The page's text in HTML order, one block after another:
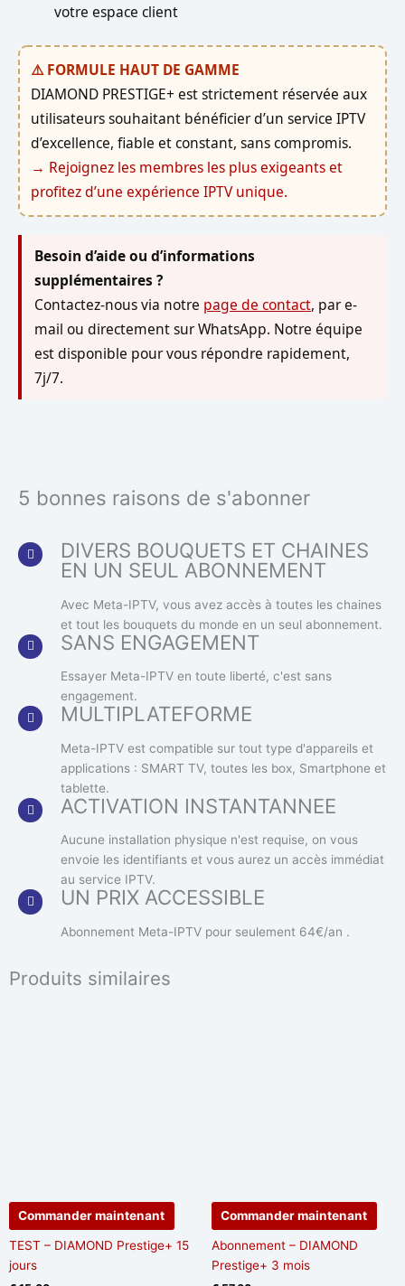
votre espace client
⚠️ FORMULE HAUT DE GAMME
DIAMOND PRESTIGE+ est strictement réservée aux
utilisateurs souhaitant bénéficier d’un service IPTV
d’excellence, fiable et constant, sans compromis.
→ Rejoignez les membres les plus exigeants et
profitez d’une expérience IPTV unique.
Besoin d’aide ou d’informations
supplémentaires ?
Contactez-nous via notre page de contact, par e-
mail ou directement sur WhatsApp. Notre équipe
est disponible pour vous répondre rapidement,
7j/7.
5 bonnes raisons de s'abonner
DIVERS BOUQUETS ET CHAINES
EN UN SEUL ABONNEMENT
Avec Meta-IPTV, vous avez accès à toutes les chaines
et tout les bouquets du monde en un seul abonnement.
SANS ENGAGEMENT
Essayer Meta-IPTV en toute liberté, c'est sans
engagement.
MULTIPLATEFORME
Meta-IPTV est compatible sur tout type d'appareils et
applications : SMART TV, toutes les box, Smartphone et
tablette.
ACTIVATION INSTANTANNEE
Aucune installation physique n'est requise, on vous
envoie les identifiants et vous aurez un accès immédiat
au service IPTV.
UN PRIX ACCESSIBLE
Abonnement Meta-IPTV pour seulement 64€/an .
Produits similaires
Commander maintenant
TEST – DIAMOND Prestige+ 15
jours
Commander maintenant
Abonnement – DIAMOND
Prestige+ 3 mois